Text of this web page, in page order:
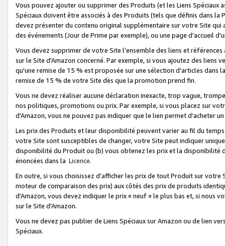
Vous pouvez ajouter ou supprimer des Produits (et les Liens
Spéciaux doivent être associés à des Produits (tels que définis dans
devez présenter du contenu original supplémentaire sur votre Site qui
des événements (Jour de Prime par exemple), ou une page d'accueil
Vous devez supprimer de votre Site l’ensemble des liens et
sur le Site d'Amazon concerné. Par exemple, si vous ajoutez des
qu'une remise de 15 % est proposée sur une sélection d'articles
remise de 15 % de votre Site dès que la promotion prend fin.
Vous ne devez réaliser aucune déclaration inexacte, trop vague,
nos politiques, promotions ou prix. Par exemple, si vous placez sur
d'Amazon, vous ne pouvez pas indiquer que le lien permet d'acheter
Les prix des Produits et leur disponibilité peuvent varier au fil du
votre Site sont susceptibles de changer, votre Site peut indiquer
disponibilité du Produit ou (b) vous obtenez les prix et la disponibilité
énoncées dans la Licence.
En outre, si vous choisissez d'afficher les prix de tout Produit sur
moteur de comparaison des prix) aux côtés des prix de produits
d'Amazon, vous devez indiquer le prix « neuf » le plus bas et, si nous
sur le Site d'Amazon.
Vous ne devez pas publier de Liens Spéciaux sur Amazon ou de lien
Spéciaux.